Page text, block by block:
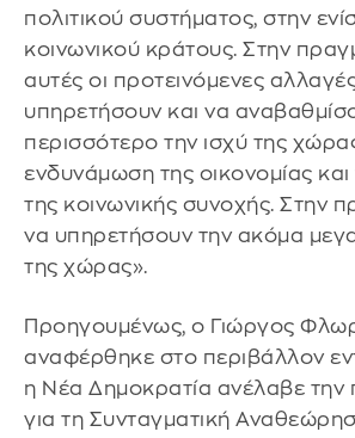
πολιτικού συστήματος, στην
κοινωνικού κράτους. Στην
αυτές οι προτεινόμενες
υπηρετήσουν και να
περισσότερο την ισχύ της
ενδυνάμωση της οικονομίας και
της κοινωνικής συνοχής. Στην
να υπηρετήσουν την ακόμα
της χώρας».
Προηγουμένως, ο Γιώργος
αναφέρθηκε στο περιβάλλον
η Νέα Δημοκρατία ανέλαβε την
για τη Συνταγματική